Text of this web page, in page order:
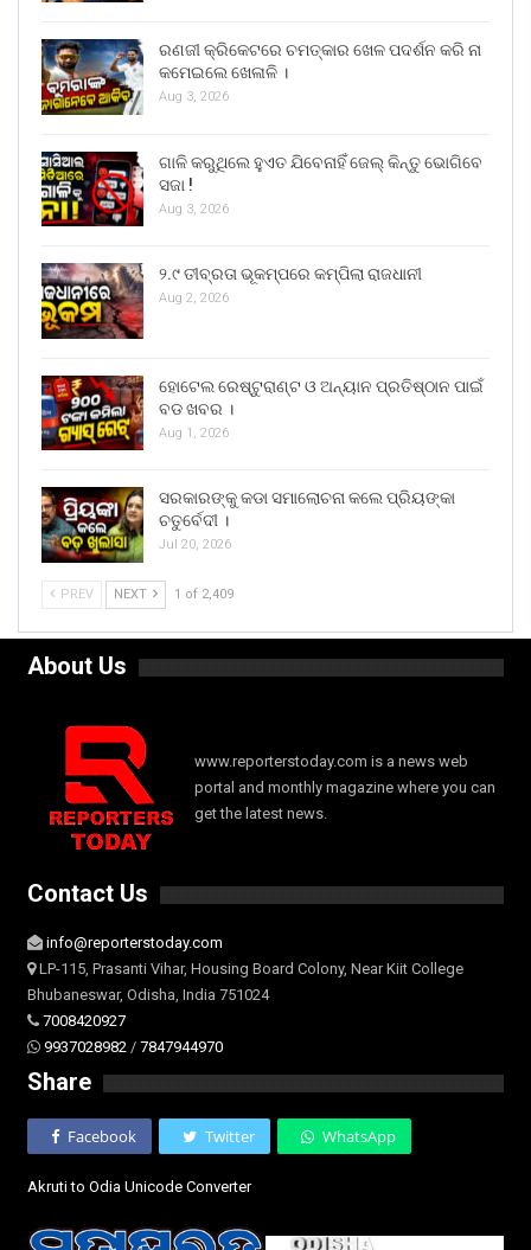
ରଣଜୀ କ୍ରିକେଟରେ ଚମତ୍କାର ଖେଳ ପଦର୍ଶନ କରି ନା
କମେଇଲେ ଖେଳାଳି ।
Aug 3, 2026
ଗାଳି କରୁଥିଲେ ହୁଏତ ଯିବେନାହିଁ ଜେଲ୍ କିନ୍ତୁ ଭୋଗିବେ
ସଜା !
Aug 3, 2026
୨.୯ ତୀବ୍ରତା ଭୂକମ୍ପରେ କମ୍ପିଲା ରାଜଧାନୀ
Aug 2, 2026
ହୋଟେଲ ରେଷ୍ଟୁରାଣ୍ଟ ଓ ଅନ୍ୟାନ ପ୍ରତିଷ୍ଠାନ ପାଇଁ
ବଡ ଖବର ।
Aug 1, 2026
ସରକାରଙ୍କୁ କଡା ସମାଲୋଚନା କଲେ ପ୍ରିୟଙ୍କା
ଚତୁର୍ବେଦୀ ।
Jul 20, 2026
PREV NEXT 1 of 2,409
About Us
www.reporterstoday.com is a news web
portal and monthly magazine where you can
get the latest news.
Contact Us
info@reporterstoday.com
LP-115, Prasanti Vihar, Housing Board Colony, Near Kiit College
Bhubaneswar, Odisha, India 751024
7008420927
9937028982 / 7847944970
Share
Facebook Twitter WhatsApp
Akruti to Odia Unicode Converter